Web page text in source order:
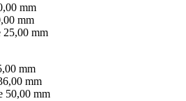
mm
mm
25,00 mm
mm
mm
50,00 mm